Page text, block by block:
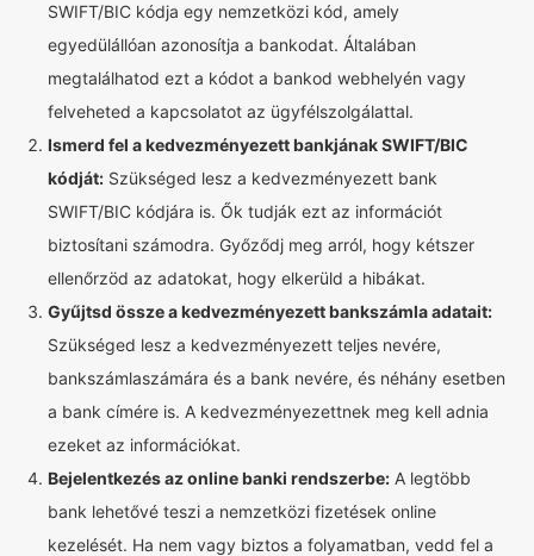
SWIFT/BIC kódja egy nemzetközi kód, amely
egyedülállóan azonosítja a bankodat. Általában
megtalálhatod ezt a kódot a bankod webhelyén vagy
felveheted a kapcsolatot az ügyfélszolgálattal.
Ismerd fel a kedvezményezett bankjának SWIFT/BIC
kódját: Szükséged lesz a kedvezményezett bank
SWIFT/BIC kódjára is. Ők tudják ezt az információt
biztosítani számodra. Győződj meg arról, hogy kétszer
ellenőrzöd az adatokat, hogy elkerüld a hibákat.
Gyűjtsd össze a kedvezményezett bankszámla adatait:
Szükséged lesz a kedvezményezett teljes nevére,
bankszámlaszámára és a bank nevére, és néhány esetben
a bank címére is. A kedvezményezettnek meg kell adnia
ezeket az információkat.
Bejelentkezés az online banki rendszerbe: A legtöbb
bank lehetővé teszi a nemzetközi fizetések online
kezelését. Ha nem vagy biztos a folyamatban, vedd fel a